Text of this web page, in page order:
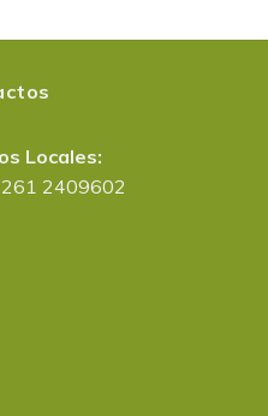
Locales:
2409602